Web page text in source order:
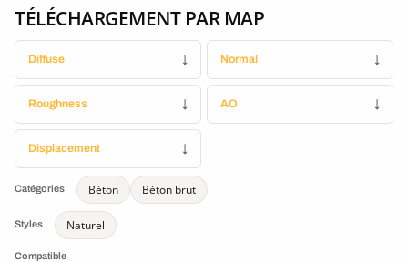
TÉLÉCHARGEMENT PAR MAP
Diffuse ↓ Normal ↓
Roughness ↓ AO ↓
Displacement ↓
Catégories Béton Béton brut
Styles Naturel
Compatible